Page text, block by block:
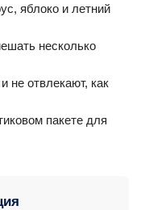
яблоко и летний
несколько
не отвлекают, как
пакете для